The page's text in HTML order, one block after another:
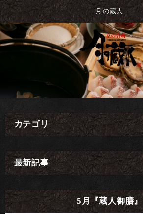
月の蔵人
カテゴリ
最新記事
5月『蔵人御膳』